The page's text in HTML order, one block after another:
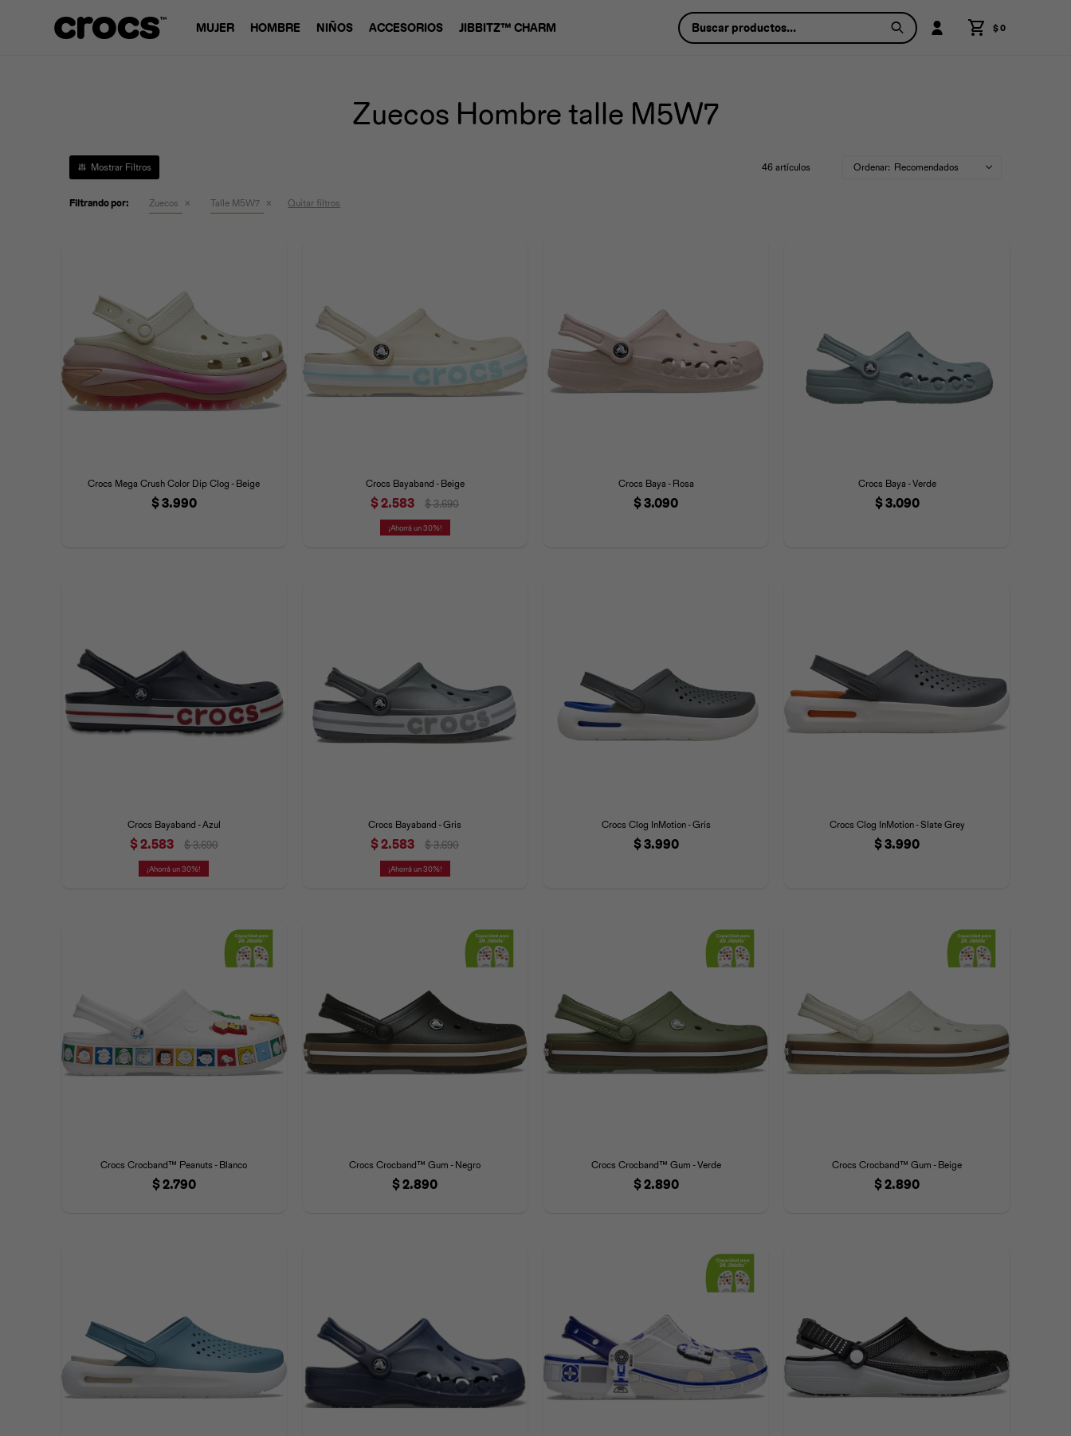
MUJER HOMBRE NIÑOS ACCESORIOS JIBBITZ™ CHARM $0
Zuecos Hombre talle M5W7
46 artículos Recomendados
Filtrando por: Zuecos Talle M5W7 Quitar filtros
Crocs Mega Crush Color Dip Clog - Beige
$3.990
Crocs Bayaband - Beige
$2.583 $ 3.690
30
Crocs Baya - Rosa
$3.090
Crocs Baya - Verde
$3.090
Crocs Bayaband - Azul
$2.583 $ 3.690
30
Crocs Bayaband - Gris
$2.583 $ 3.690
30
Crocs Clog InMotion - Gris
$3.990
Crocs Clog InMotion - Slate Grey
$3.990
Crocs Crocband™ Peanuts - Blanco
$2.790
Crocs Crocband™ Gum - Negro
$2.890
Crocs Crocband™ Gum - Verde
$2.890
Crocs Crocband™ Gum - Beige
$2.890